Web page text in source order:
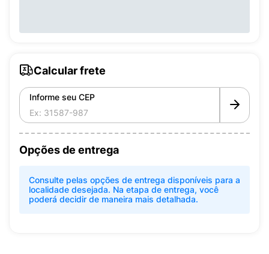
Calcular frete
Informe seu CEP
Opções de entrega
Consulte pelas opções de entrega disponíveis para a
localidade desejada. Na etapa de entrega, você
poderá decidir de maneira mais detalhada.